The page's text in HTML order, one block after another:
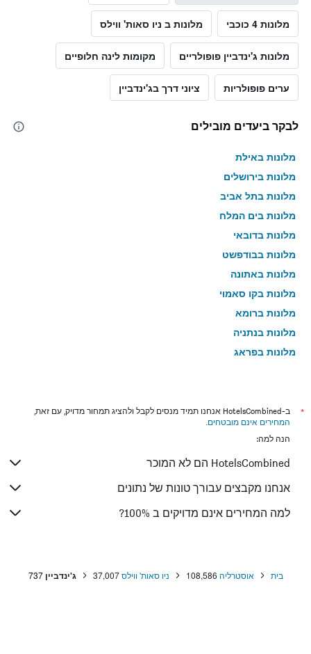
מלונות 4 כוכבי מלונות ב ניו סאות' ווילס
מלונות ג'ינדביין פופולריים מקומות לינה חלופיים
ערים פופולריות ציוני דרך בג'ינדביין
לבקר ביעדים מובילים
מלונות באילת
מלונות בירושלים
מלונות בתל אביב
מלונות בים המלח
מלונות בדובאי
מלונות בבודפשט
מלונות באתונה
מלונות בקו סאמוי
מלונות ברומא
מלונות בנתניה
מלונות בפראג
מלונות בניו יורק
מלונות בבנגקוק
מלונות בבוקרשט
מלונות בפאפוס
מלונות בלימסול
*
ב-HotelsCombined אנחנו תמיד מנסים לקבל ולהציג תמחור מדויק, עם זאת,
המחירים אינם מובטחים.
הנה למה:
HotelsCombined הם לא המוכר
אנחנו מקבצים עבורך טונות של נתונים
למה המחירים אינם מדויקים ב 100%?
בית אוסטרליה 108,586 ניו סאות' ווילס 37,007 ג'ינדביין 737